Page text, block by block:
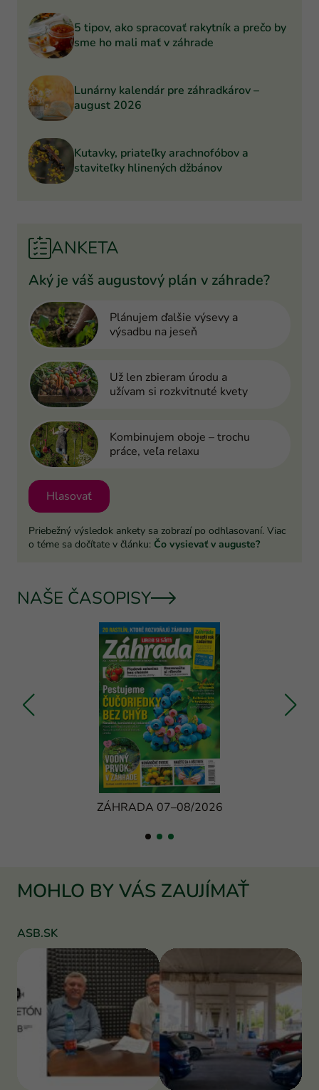
5 tipov, ako spracovať rakytník a prečo by
sme ho mali mať v záhrade
Lunárny kalendár pre záhradkárov –
august 2026
Kutavky, priateľky arachnofóbov a
staviteľky hlinených džbánov
ANKETA
Aký je váš augustový plán v záhrade?
Plánujem ďalšie výsevy a
výsadbu na jeseň
Už len zbieram úrodu a
užívam si rozkvitnuté kvety
Kombinujem oboje – trochu
práce, veľa relaxu
Hlasovať
Priebežný výsledok ankety sa zobrazí po odhlasovaní. Viac
o téme sa dočítate v článku: Čo vysievať v auguste?
NAŠE ČASOPISY
ZÁHRADA 07–08/2026
MOHLO BY VÁS ZAUJÍMAŤ
ASB.SK